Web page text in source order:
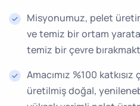
Misyonumuz, pelet
ve temiz bir ortam
temiz bir çevre
Amacımız %100
üretilmiş doğal,